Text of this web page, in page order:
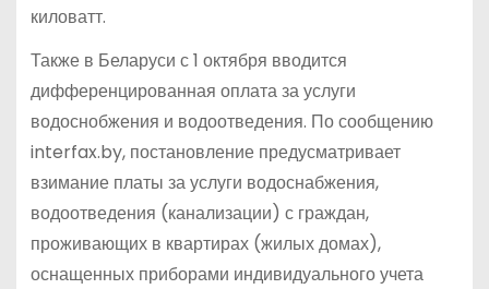
киловатт.
Также в Беларуси с 1 октября вводится
дифференцированная оплата за услуги
водоснобжения и водоотведения. По сообщению
interfax.by, постановление предусматривает
взимание платы за услуги водоснабжения,
водоотведения (канализации) с граждан,
проживающих в квартирах (жилых домах),
оснащенных приборами индивидуального учета